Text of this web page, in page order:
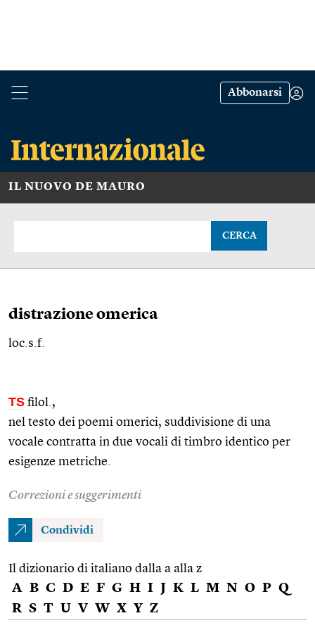
Abbonarsi
IL NUOVO DE MAURO
CERCA
distrazione omerica
loc.s.f.
TS filol. ,
nel testo dei poemi omerici, suddivisione di una
vocale contratta in due vocali di timbro identico per
esigenze metriche.
Correzioni e suggerimenti
Condividi
Il dizionario di italiano dalla a alla z
A B C D E F G H I J K L M N O P Q
R S T U V W X Y Z